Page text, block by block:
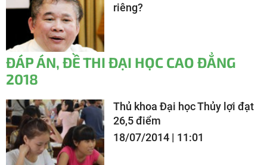
riêng?
ĐÁP ÁN, ĐỀ THI ĐẠI HỌC CAO ĐẲNG
2018
Thủ khoa Đại học Thủy lợi đạt
26,5 điểm
18/07/2014 | 11:01